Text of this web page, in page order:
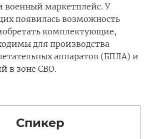
военный маркетплейс. У
появилась возможность
комплектующие,
для производства
аппаратов (БПЛА) и
в зоне СВО.
Спикер